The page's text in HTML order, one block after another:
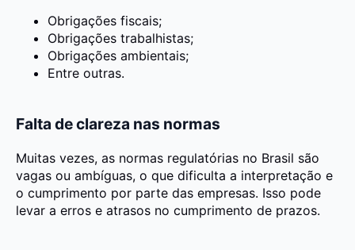
Obrigações fiscais;
Obrigações trabalhistas;
Obrigações ambientais;
Entre outras.
Falta de clareza nas normas
Muitas vezes, as normas regulatórias no Brasil são
vagas ou ambíguas, o que dificulta a interpretação e
o cumprimento por parte das empresas. Isso pode
levar a erros e atrasos no cumprimento de prazos.